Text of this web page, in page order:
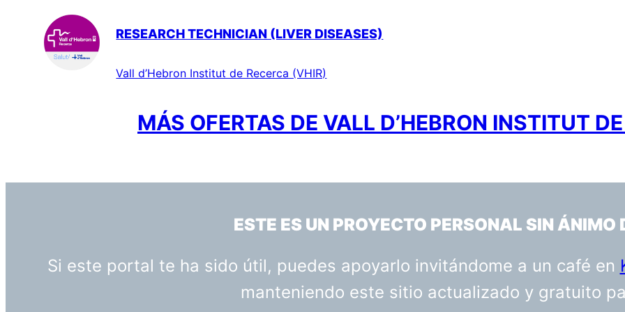
RESEARCH TECHNICIAN (LIVER DISEASES)
Vall d’Hebron Institut de Recerca (VHIR)
MÁS OFERTAS DE VALL D’HEBRON INSTITUT
ESTE ES UN PROYECTO PERSONAL SIN ÁNIMO
Si este portal te ha sido útil, puedes apoyarlo invitándome a un café en
manteniendo este sitio actualizado y gratuito